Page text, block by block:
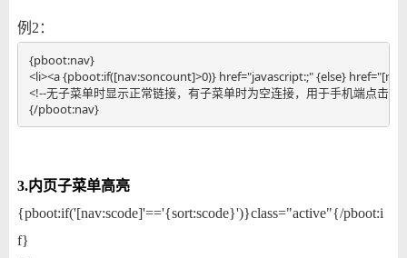
例2：
{pboot:nav}
<li><a {pboot:if([nav:soncount]>0)} href="javascript:;" {else}
<!--无子菜单时显示正常链接，有子菜单时为空连接，用于手机端点击菜
{/pboot:nav}
3.内页子菜单高亮
{pboot:if('[nav:scode]'=='{sort:scode}')}class="active"{/pboot:i
f}